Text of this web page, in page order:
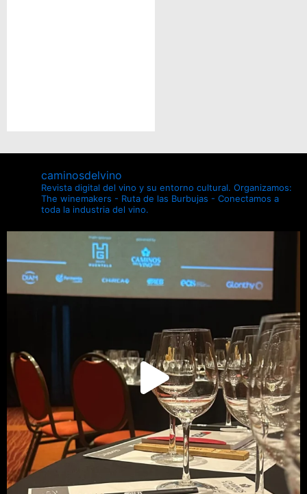
caminosdelvino
Revista digital del vino y su entorno cultural. Organizamos:
The winemakers - Ruta de las Burbujas - Conectamos a
toda la industria del vino.